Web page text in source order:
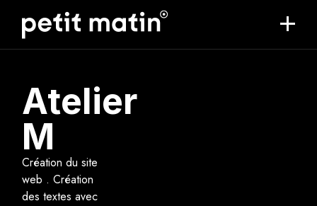
Atelier
M
Création du site
web . Création
des textes avec